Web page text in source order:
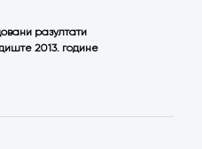
разултати
2013. године